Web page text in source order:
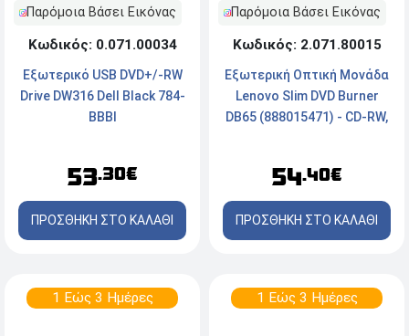
Παρόμοια Βάσει Εικόνας
Κωδικός: 0.071.00034
Εξωτερικό USB DVD+/-RW
Drive DW316 Dell Black 784-
BBBI
53.30€
ΠΡΟΣΘΗΚΗ ΣΤΟ ΚΑΛΑΘΙ
Παρόμοια Βάσει Εικόνας
Κωδικός: 2.071.80015
Εξωτερική Οπτική Μονάδα
Lenovo Slim DVD Burner
DB65 (888015471) - CD-RW,
54.40€
ΠΡΟΣΘΗΚΗ ΣΤΟ ΚΑΛΑΘΙ
1 Εώς 3 Ημέρες 1 Εώς 3 Ημέρες